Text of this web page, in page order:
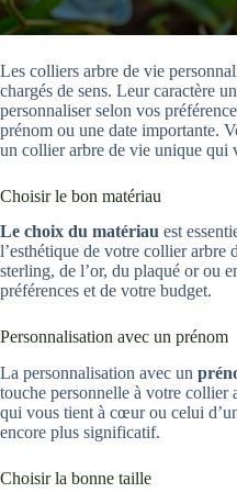
Les colliers arbre de vie
chargés de sens. Leur caractère
personnaliser selon vos
prénom ou une date importante.
un collier arbre de vie unique qui
Choisir le bon matériau
Le choix du matériau est
l’esthétique de votre collier arbre
sterling, de l’or, du plaqué or ou
préférences et de votre budget.
Personnalisation avec un prénom
La personnalisation avec un
touche personnelle à votre collier
qui vous tient à cœur ou celui
encore plus significatif.
Choisir la bonne taille